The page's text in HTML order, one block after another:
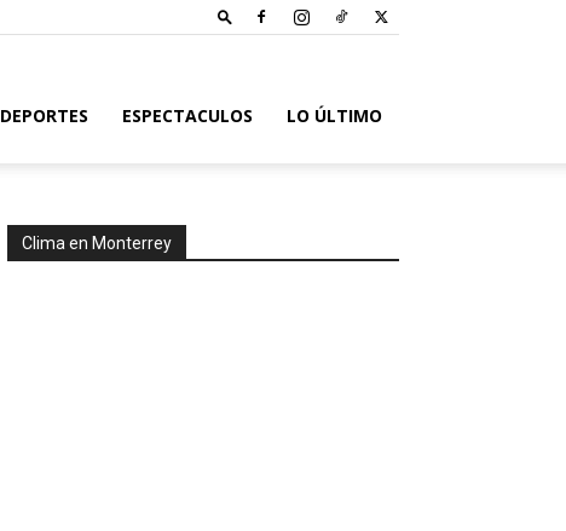
DEPORTES ESPECTACULOS LO ÚLTIMO
Clima en Monterrey